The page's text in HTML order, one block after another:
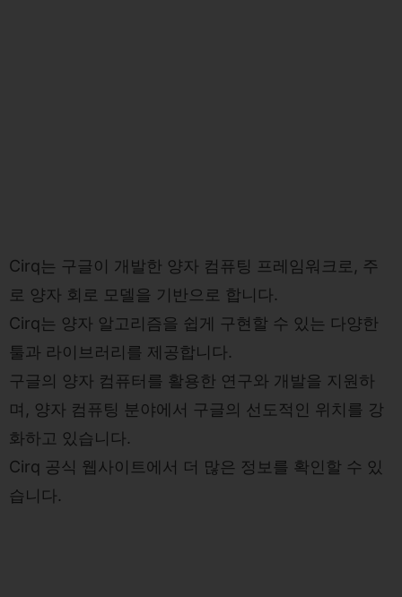
Cirq는 구글이 개발한 양자 컴퓨팅 프레임워크로, 주
로 양자 회로 모델을 기반으로 합니다.
Cirq는 양자 알고리즘을 쉽게 구현할 수 있는 다양한
툴과 라이브러리를 제공합니다.
구글의 양자 컴퓨터를 활용한 연구와 개발을 지원하
며, 양자 컴퓨팅 분야에서 구글의 선도적인 위치를 강
화하고 있습니다.
Cirq 공식 웹사이트에서 더 많은 정보를 확인할 수 있
습니다.